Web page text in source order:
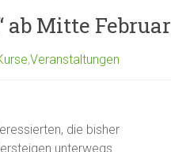
ab Mitte Februar
,Veranstaltungen
die bisher
unterwegs